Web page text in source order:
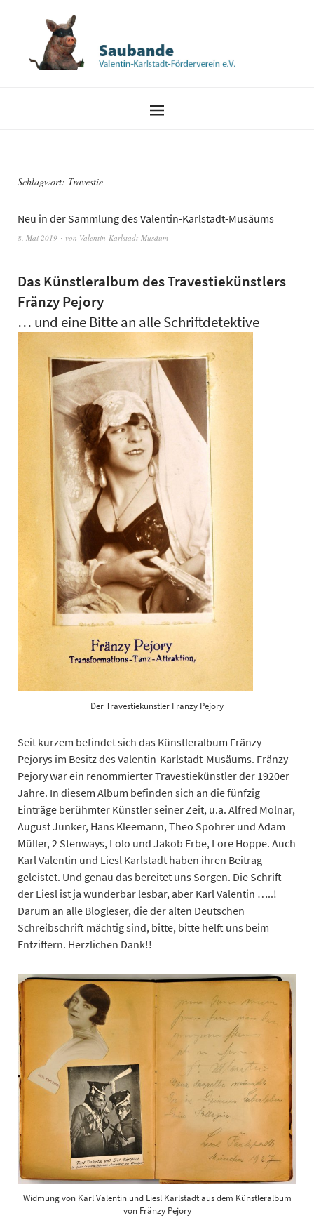
Schlagwort: Travestie
Neu in der Sammlung des Valentin-Karlstadt-Musäums
8. Mai 2019 von Valentin-Karlstadt-Musäum
Das Künstleralbum des Travestiekünstlers
Fränzy Pejory
… und eine Bitte an alle Schriftdetektive
Der Travestiekünstler Fränzy Pejory
Seit kurzem befindet sich das Künstleralbum Fränzy
Pejorys im Besitz des Valentin-Karlstadt-Musäums. Fränzy
Pejory war ein renommierter Travestiekünstler der 1920er
Jahre. In diesem Album befinden sich an die fünfzig
Einträge berühmter Künstler seiner Zeit, u.a. Alfred Molnar,
August Junker, Hans Kleemann, Theo Spohrer und Adam
Müller, 2 Stenways, Lolo und Jakob Erbe, Lore Hoppe. Auch
Karl Valentin und Liesl Karlstadt haben ihren Beitrag
geleistet. Und genau das bereitet uns Sorgen. Die Schrift
der Liesl ist ja wunderbar lesbar, aber Karl Valentin …..!
Darum an alle Blogleser, die der alten Deutschen
Schreibschrift mächtig sind, bitte, bitte helft uns beim
Entziffern. Herzlichen Dank!!
Widmung von Karl Valentin und Liesl Karlstadt aus dem Künstleralbum
von Fränzy Pejory